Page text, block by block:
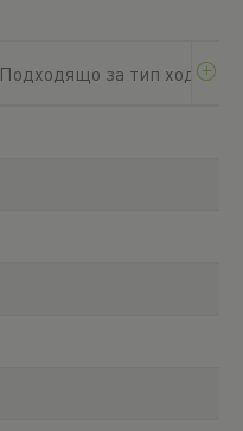
Подходящо за тип ходова